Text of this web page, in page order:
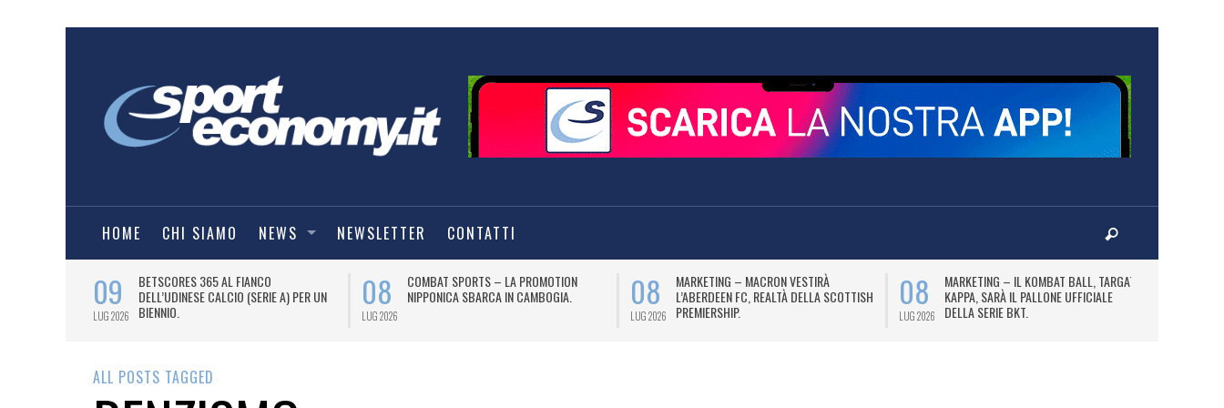
HOME CHI SIAMO NEWS NEWSLETTER CONTATTI
09
LUG 2026
BETSCORES 365 AL FIANCO
DELL’UDINESE CALCIO (SERIE A) PER UN
BIENNIO.
08
LUG 2026
COMBAT SPORTS – LA PROMOTION
NIPPONICA SBARCA IN CAMBOGIA.
08
LUG 2026
MARKETING – MACRON VESTIRÀ
L’ABERDEEN FC, REALTÀ DELLA SCOTTISH
PREMIERSHIP.
08
LUG 2026
MARKETING – IL KOMBAT BALL, TARGATO
KAPPA, SARÀ IL PALLONE UFFICIALE
DELLA SERIE BKT.
ALL POSTS TAGGED